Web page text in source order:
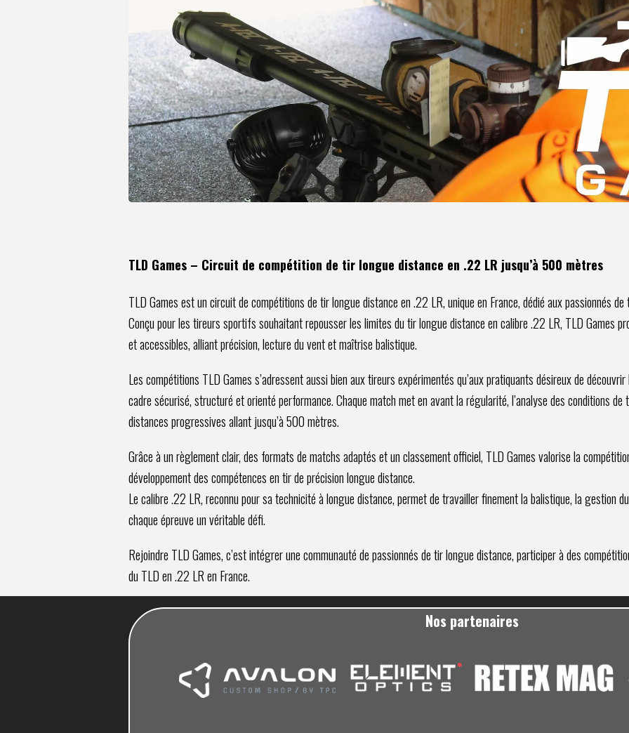
TLD Games – Circuit de compétition de tir longue distance en .22 LR jusqu’à 500 mètres
TLD Games est un circuit de compétitions de tir longue distance en .22 LR, unique en France, dédié aux passionnés
Conçu pour les tireurs sportifs souhaitant repousser les limites du tir longue distance en calibre .22 LR, TLD Games
et accessibles, alliant précision, lecture du vent et maîtrise balistique.
Les compétitions TLD Games s’adressent aussi bien aux tireurs expérimentés qu’aux pratiquants désireux de
cadre sécurisé, structuré et orienté performance. Chaque match met en avant la régularité, l’analyse des conditions
distances progressives allant jusqu’à 500 mètres.
Grâce à unrèglement clair, des formats de matchs adaptés et unclassement officiel, TLD Games valorise la
développement des compétences en tir de précision longue distance.
Le calibre .22 LR, reconnu pour sa technicité à longue distance, permet de travailler finement la balistique, la gestion
chaque épreuve un véritable défi.
Rejoindre TLD Games, c’est intégrer une communauté de passionnés de tir longue distance, participer à des
du TLD en .22 LR en France.
Nos partenaires